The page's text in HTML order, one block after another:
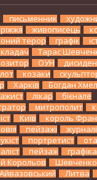
письменник
живописець
терор
графік
Тарас
ОУН
козаки
Харків
Богдан
лікар
бієнале
митрополит
Київ
король
пейзажі
портретист
пейзаж
графіка
Корольов
Шевченко
Литва